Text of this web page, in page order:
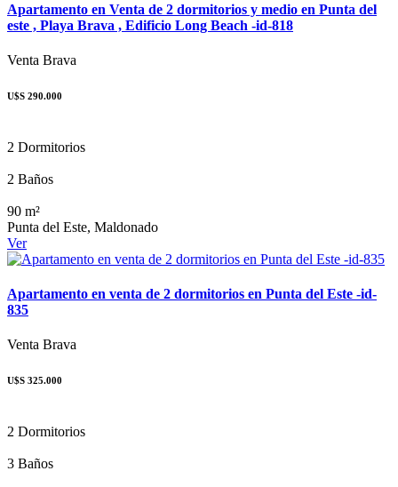
Apartamento en Venta de 2 dormitorios y medio en Punta del
este , Playa Brava , Edificio Long Beach -id-818
Venta Brava
U$S 290.000
2 Dormitorios
2 Baños
90 m²
Punta del Este, Maldonado
Ver
Apartamento en venta de 2 dormitorios en Punta del Este -id-
835
Venta Brava
U$S 325.000
2 Dormitorios
3 Baños